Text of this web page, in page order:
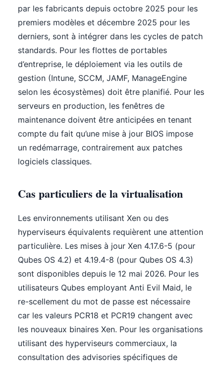
par les fabricants depuis octobre 2025 pour les
premiers modèles et décembre 2025 pour les
derniers, sont à intégrer dans les cycles de patch
standards. Pour les flottes de portables
d’entreprise, le déploiement via les outils de
gestion (Intune, SCCM, JAMF, ManageEngine
selon les écosystèmes) doit être planifié. Pour les
serveurs en production, les fenêtres de
maintenance doivent être anticipées en tenant
compte du fait qu’une mise à jour BIOS impose
un redémarrage, contrairement aux patches
logiciels classiques.
Cas particuliers de la virtualisation
Les environnements utilisant Xen ou des
hyperviseurs équivalents requièrent une attention
particulière. Les mises à jour Xen 4.17.6-5 (pour
Qubes OS 4.2) et 4.19.4-8 (pour Qubes OS 4.3)
sont disponibles depuis le 12 mai 2026. Pour les
utilisateurs Qubes employant Anti Evil Maid, le
re-scellement du mot de passe est nécessaire
car les valeurs PCR18 et PCR19 changent avec
les nouveaux binaires Xen. Pour les organisations
utilisant des hyperviseurs commerciaux, la
consultation des advisories spécifiques de